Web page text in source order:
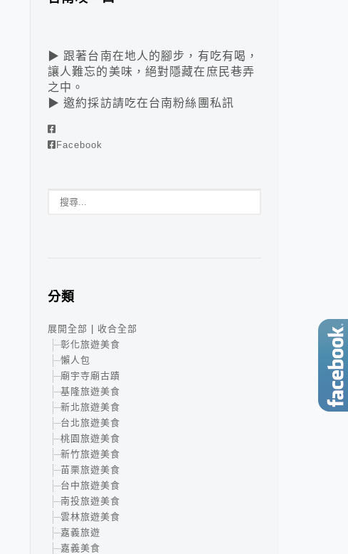
▶ 跟著台南在地人的腳步，有吃有喝，
讓人難忘的美味，絕對隱藏在庶民巷弄
之中。
▶ 邀約採訪請吃在台南粉絲團私訊
Facebook
分類
展開全部
收合全部
彰化旅遊美食
懶人包
廟宇寺廟古蹟
基隆旅遊美食
新北旅遊美食
台北旅遊美食
桃園旅遊美食
新竹旅遊美食
苗栗旅遊美食
台中旅遊美食
南投旅遊美食
雲林旅遊美食
嘉義旅遊
嘉義美食